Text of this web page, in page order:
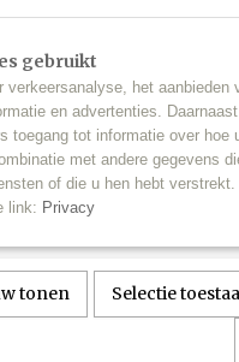
Canbus (set)
Cree
Eyes
btw 21%)
: één werkdag
gebruikt
verkeersanalyse, het aanbieden
en advertenties.
toegang tot informatie over hoe
met andere gegevens
of die u hen hebt
link: Privacy
tonen Selectie